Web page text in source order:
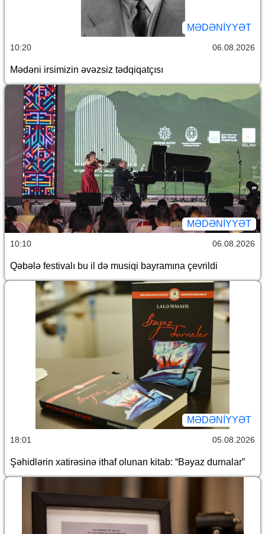
MƏDƏNIYYƏT
10:20 06.08.2026
Mədəni irsimizin əvəzsiz tədqiqatçısı
MƏDƏNIYYƏT
10:10 06.08.2026
Qəbələ festivalı bu il də musiqi bayramına çevrildi
MƏDƏNIYYƏT
18:01 05.08.2026
Şəhidlərin xatirəsinə ithaf olunan kitab: “Bəyaz durnalar”